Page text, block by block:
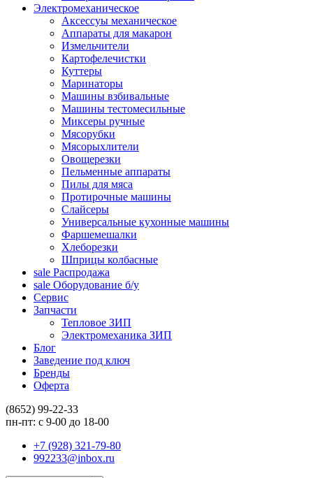
Электромеханическое
Аксессуы механическое
Аппараты для макарон
Измельчители
Картофелечистки
Куттеры
Маринаторы
Машины взбивальные
Машины тестомесильные
Миксеры ручные
Мясорубки
Мясорыхлители
Овощерезки
Пельменные аппараты
Пилы для мяса
Протирочные машины
Слайсеры
Универсальные кухонные машины
Фаршемешалки
Хлеборезки
Шприцы колбасные
sale Распродажа
sale Оборудование б/у
Сервис
Запчасти
Тепловое ЗИП
Электромеханика ЗИП
Блог
Заведение под ключ
Бренды
Оферта
(8652) 99-22-33
пн-пт: с 9-00 до 18-00
+7 (928) 321-79-80
992233@inbox.ru